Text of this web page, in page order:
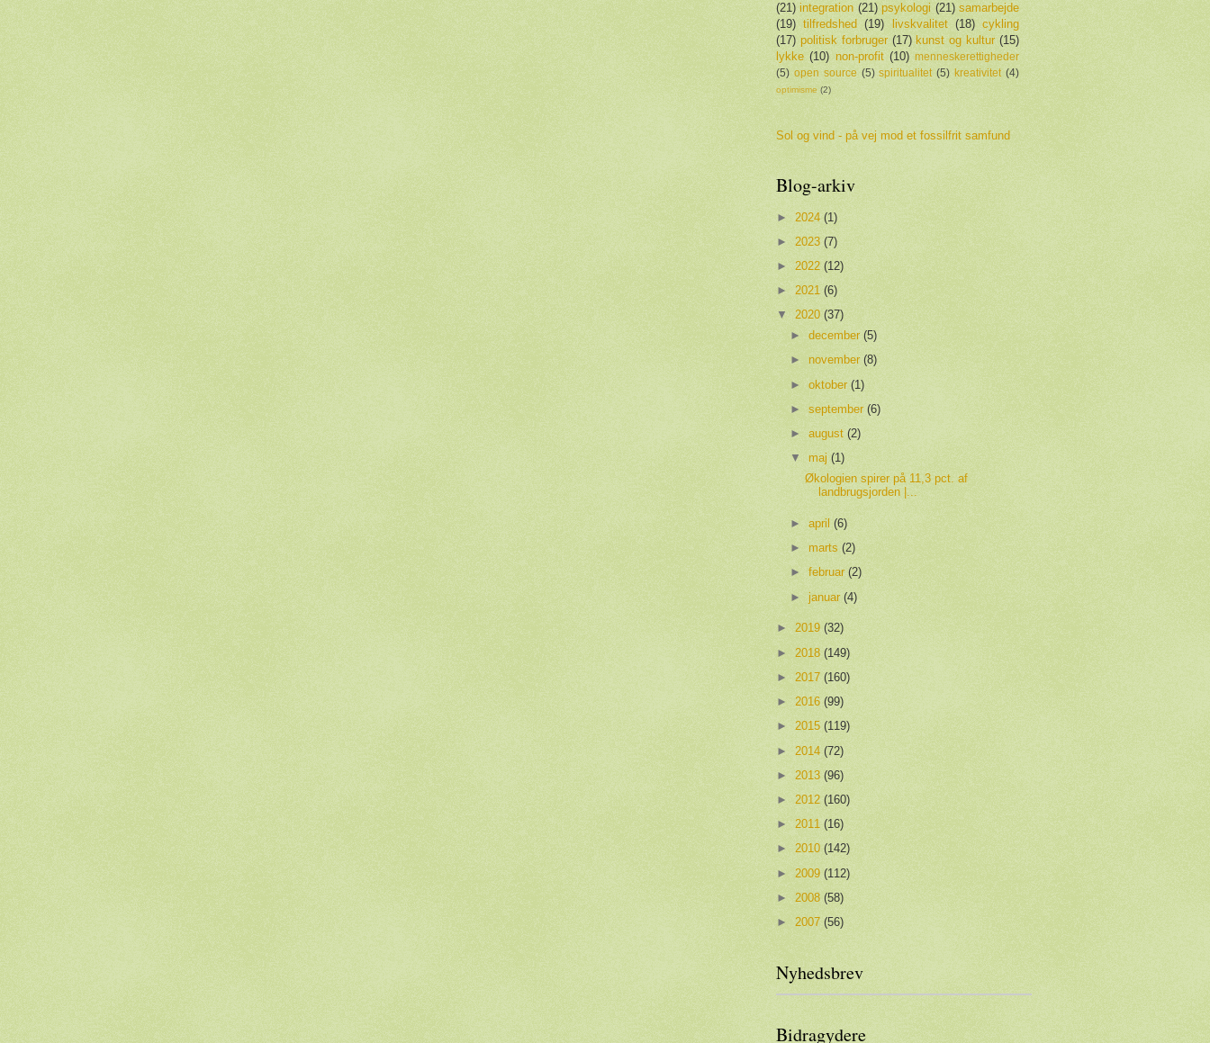
(21) integration (21) psykologi (21) samarbejde
(19) tilfredshed (19) livskvalitet (18) cykling
(17) politisk forbruger (17) kunst og kultur (15)
lykke (10) non-profit (10) menneskerettigheder
(5) open source (5) spiritualitet (5) kreativitet (4)
optimisme (2)
Sol og vind - på vej mod et fossilfrit samfund
Blog-arkiv
► 2024 (1)
► 2023 (7)
► 2022 (12)
► 2021 (6)
▼ 2020 (37)
►december(5)
► november(8)
►oktober(1)
►september(6)
►august(2)
▼maj(1)
Økologien spirer på 11,3 pct. af
landbrugsjorden |...
►april(6)
► marts(2)
►februar(2)
►januar(4)
► 2019 (32)
► 2018 (149)
► 2017 (160)
► 2016 (99)
► 2015 (119)
► 2014 (72)
► 2013 (96)
► 2012 (160)
► 2011 (16)
► 2010 (142)
► 2009 (112)
► 2008 (58)
► 2007 (56)
Nyhedsbrev
Bidragydere